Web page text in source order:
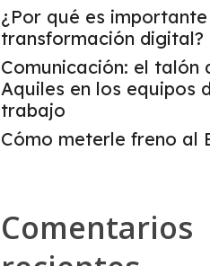
¿Por qué es
transformación digital?
Comunicación: el talón
Aquiles en los equipos
trabajo
Cómo meterle freno al
Comentarios